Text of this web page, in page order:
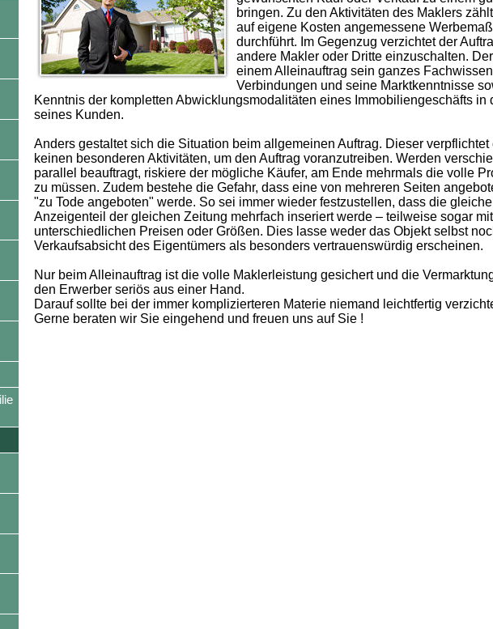
bringen. Zu den Aktivitäten des Maklers
auf eigene Kosten angemessene
durchführt. Im Gegenzug verzichtet der
andere Makler oder Dritte einzuschalten.
einem Alleinauftrag sein ganzes
Verbindungen und seine Marktkenntnisse
Kenntnis der kompletten Abwicklungsmodalitäten eines Immobiliengeschäfts in
seines Kunden.
Anders gestaltet sich die Situation beim allgemeinen Auftrag. Dieser verpflichtet
keinen besonderen Aktivitäten, um den Auftrag voranzutreiben. Werden
parallel beauftragt, riskiere der mögliche Käufer, am Ende mehrmals die volle
zu müssen. Zudem bestehe die Gefahr, dass eine von mehreren Seiten
"zu Tode angeboten" werde. So sei immer wieder festzustellen, dass die
Anzeigenteil der gleichen Zeitung mehrfach inseriert werde – teilweise sogar mit
unterschiedlichen Preisen oder Größen. Dies lasse weder das Objekt selbst
Verkaufsabsicht des Eigentümers als besonders vertrauenswürdig erscheinen.
Nur beim Alleinauftrag ist die volle Maklerleistung gesichert und die
den Erwerber seriös aus einer Hand.
Darauf sollte bei der immer komplizierteren Materie niemand leichtfertig
Gerne beraten wir Sie eingehend und freuen uns auf Sie !